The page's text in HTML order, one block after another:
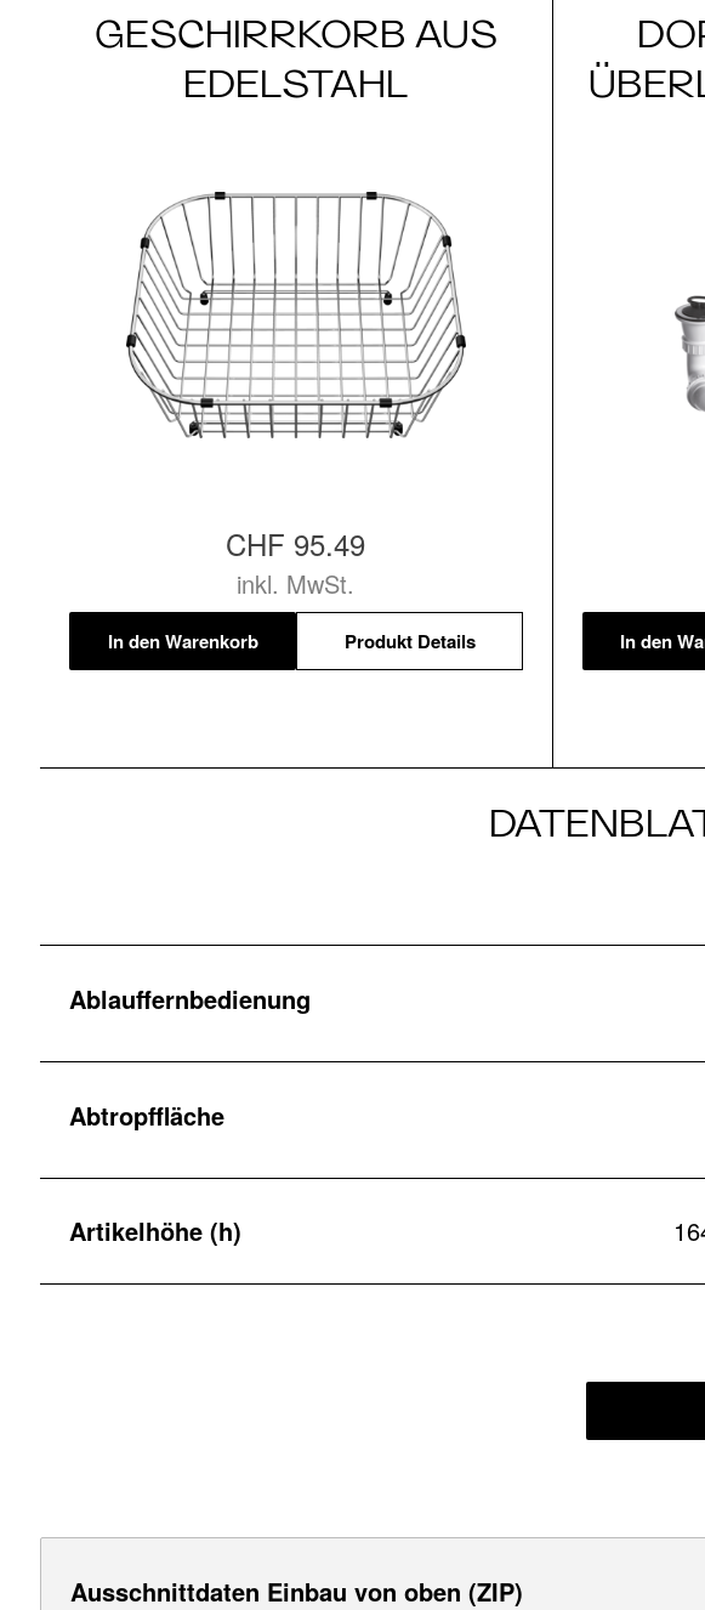
GESCHIRRKORB AUS
EDELSTAHL
CHF 95.49
inkl. MwSt.
In den Warenkorb Produkt Details In den
Ablauffernbedienung
Abtropffläche
Artikelhöhe (h)
Ausschnittdaten Einbau von oben (ZIP)